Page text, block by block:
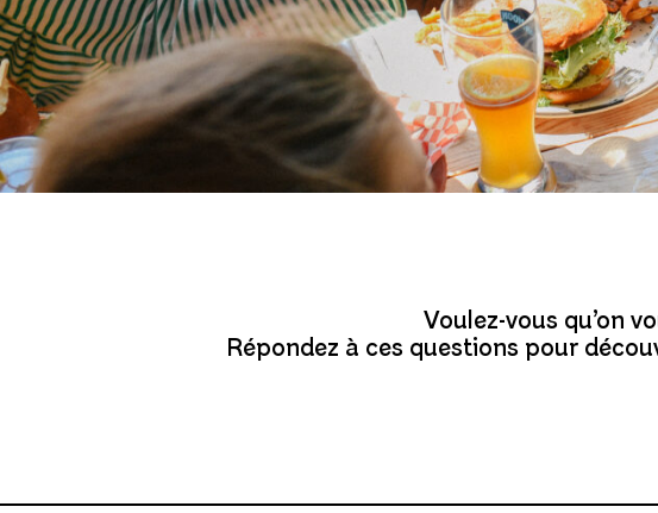
Voulez-vous qu’on
Répondez à ces questions pour